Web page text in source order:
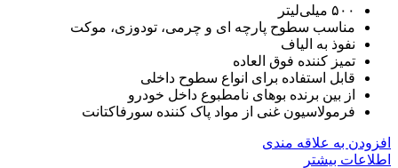
۵۰۰ میلی‌لیتر
مناسب سطوح پارچه ای و چرمی، تودوزی، موكت
نفوذ به الیاف
تمیز کننده فوق العاده
قابل استفاده برای انواع سطوح داخلی
از بین برنده بوهای نامطبوع داخل خودرو
فرمولاسیون غنی از مواد پاک کننده سورفاکتانت
افزودن به علاقه مندی
اطلاعات بیشتر